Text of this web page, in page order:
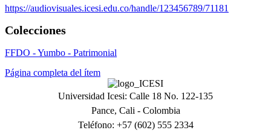
https://audiovisuales.icesi.edu.co/handle/123456789/71181
Colecciones
FFDO - Yumbo - Patrimonial
Página completa del ítem
Universidad Icesi: Calle 18 No. 122-135
Pance, Cali - Colombia
Teléfono: +57 (602) 555 2334